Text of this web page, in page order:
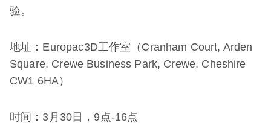
验。
地址：Europac3D工作室（Cranham Court, Arden
Square, Crewe Business Park, Crewe, Cheshire
CW1 6HA）
时间：3月30日，9点-16点